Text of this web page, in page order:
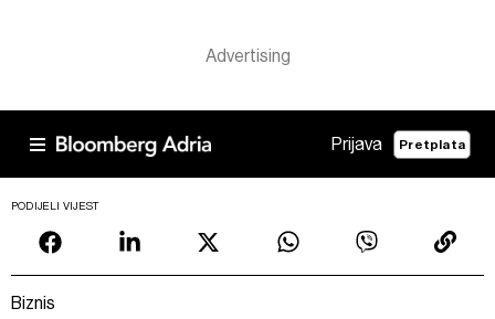
Prijava Pretplata
PODIJELI VIJEST
Biznis